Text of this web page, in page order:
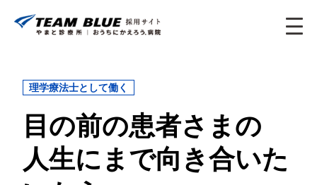
理学療法士として働く
目の前の患者さまの
人生にまで向き合いた